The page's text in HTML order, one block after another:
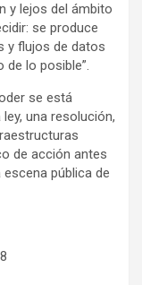
y lejos del ámbito
se produce
y flujos de datos
de lo posible”.
se está
una resolución,
de acción antes
pública de